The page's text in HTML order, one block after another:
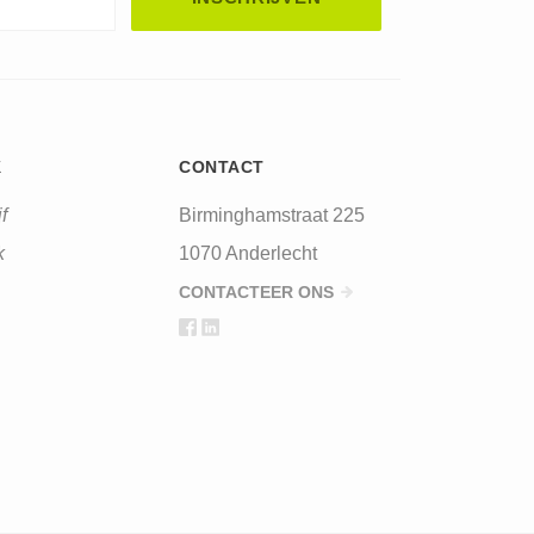
CONTACT
Birminghamstraat 225
1070 Anderlecht
CONTACTEER ONS